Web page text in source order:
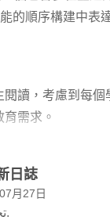
的順序構建中表
讀，考慮到每個
需求。
麼？
入分級層級。
日誌
月27日
• تحسين تجربة الاستخدام.